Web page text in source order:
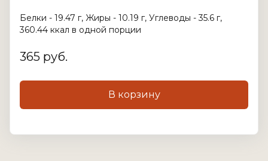
Белки - 19.47 г, Жиры - 10.19 г, Углеводы - 35.6 г,
360.44 ккал в одной порции
365 руб.
В корзину